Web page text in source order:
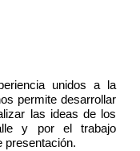
unidos a la
permite desarrollar
las ideas de los
y por el trabajo
presentación.